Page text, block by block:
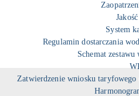
System
Regulamin dostarczania
Schemat
Zatwierdzenie wniosku